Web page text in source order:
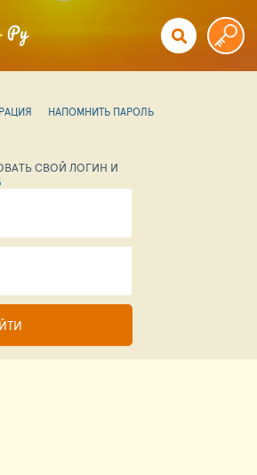
НАПОМНИТЬ ПАРОЛЬ
СВОЙ ЛОГИН И